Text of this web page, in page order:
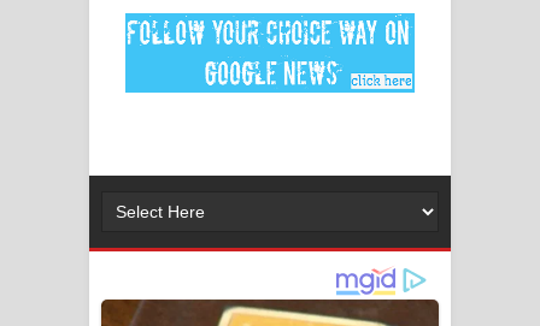
ගීතයේ පද පෙළ
Niwuna Numba Hinda Song Lyrics -
දුන් ආදරේ ගීතයේ පද පෙළ
- ලියමුද දැන් අනාගතේ ගීතයේ පද පෙළ